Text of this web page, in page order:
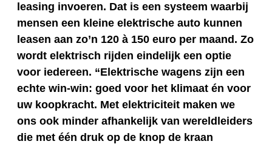
leasing invoeren. Dat is een systeem waarbij
mensen een kleine elektrische auto kunnen
leasen aan zo’n 120 à 150 euro per maand. Zo
wordt elektrisch rijden eindelijk een optie
voor iedereen. “Elektrische wagens zijn een
echte win-win: goed voor het klimaat én voor
uw koopkracht. Met elektriciteit maken we
ons ook minder afhankelijk van wereldleiders
die met één druk op de knop de kraan